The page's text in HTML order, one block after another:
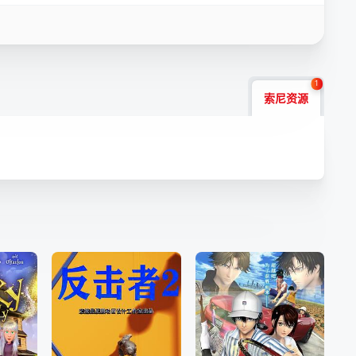
索尼资源
1